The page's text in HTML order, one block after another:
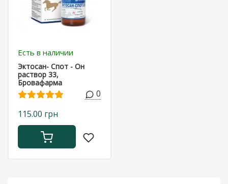
Есть в наличии
Эктосан- Спот - Он
раствор 33,
Бровафарма
0
115.00 грн